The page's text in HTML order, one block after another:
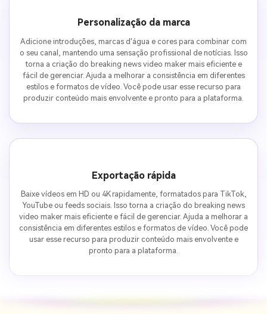
Personalização da marca
Adicione introduções, marcas d'água e cores para combinar com
o seu canal, mantendo uma sensação profissional de notícias. Isso
torna a criação do breaking news video maker mais eficiente e
fácil de gerenciar. Ajuda a melhorar a consistência em diferentes
estilos e formatos de vídeo. Você pode usar esse recurso para
produzir conteúdo mais envolvente e pronto para a plataforma.
Exportação rápida
Baixe vídeos em HD ou 4K rapidamente, formatados para TikTok,
YouTube ou feeds sociais. Isso torna a criação do breaking news
video maker mais eficiente e fácil de gerenciar. Ajuda a melhorar a
consistência em diferentes estilos e formatos de vídeo. Você pode
usar esse recurso para produzir conteúdo mais envolvente e
pronto para a plataforma.